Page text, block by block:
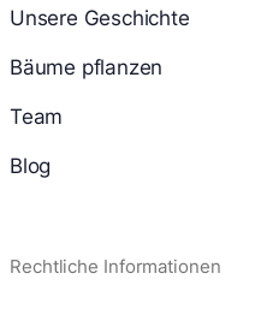
Unsere Geschichte
Bäume pflanzen
Team
Blog
Rechtliche Informationen